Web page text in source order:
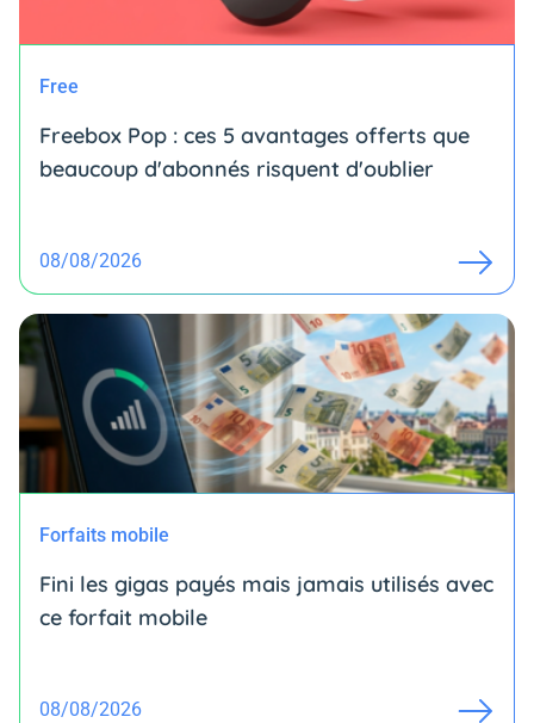
Free
Freebox Pop : ces 5 avantages offerts que
beaucoup d'abonnés risquent d'oublier
08/08/2026
Forfaits mobile
Fini les gigas payés mais jamais utilisés avec
ce forfait mobile
08/08/2026